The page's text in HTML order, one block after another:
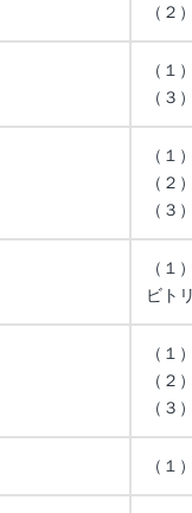
（２
（１
（３
（１
（２
（３
（１
ビト
（１
（２
（３
（１